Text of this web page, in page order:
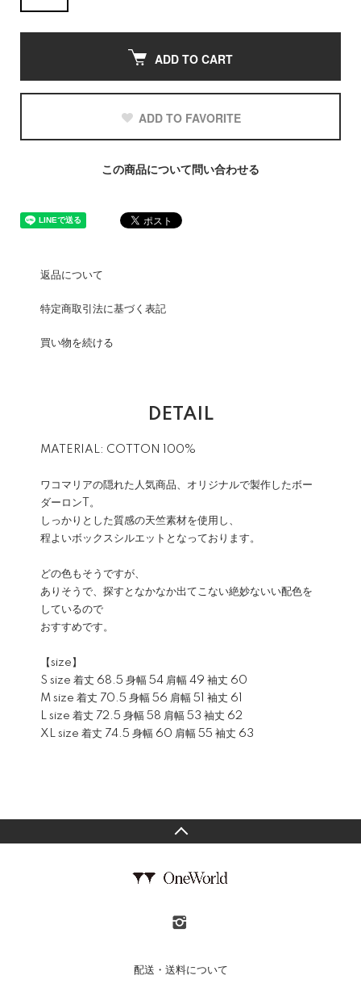
ADD TO CART
ADD TO FAVORITE
この商品について問い合わせる
返品について
特定商取引法に基づく表記
買い物を続ける
DETAIL
MATERIAL: COTTON 100%
ワコマリアの隠れた人気商品、オリジナルで製作したボー
ダーロンT。
しっかりとした質感の天竺素材を使用し、
程よいボックスシルエットとなっております。
どの色もそうですが、
ありそうで、探すとなかなか出てこない絶妙ないい配色を
しているので
おすすめです。
【size】
S size 着丈 68.5 身幅 54 肩幅 49 袖丈 60
M size 着丈 70.5 身幅 56 肩幅 51 袖丈 61
L size 着丈 72.5 身幅 58 肩幅 53 袖丈 62
XL size 着丈 74.5 身幅 60 肩幅 55 袖丈 63
配送・送料について